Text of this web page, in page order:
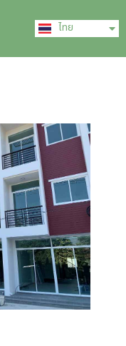
ไทย
中文 (中国)